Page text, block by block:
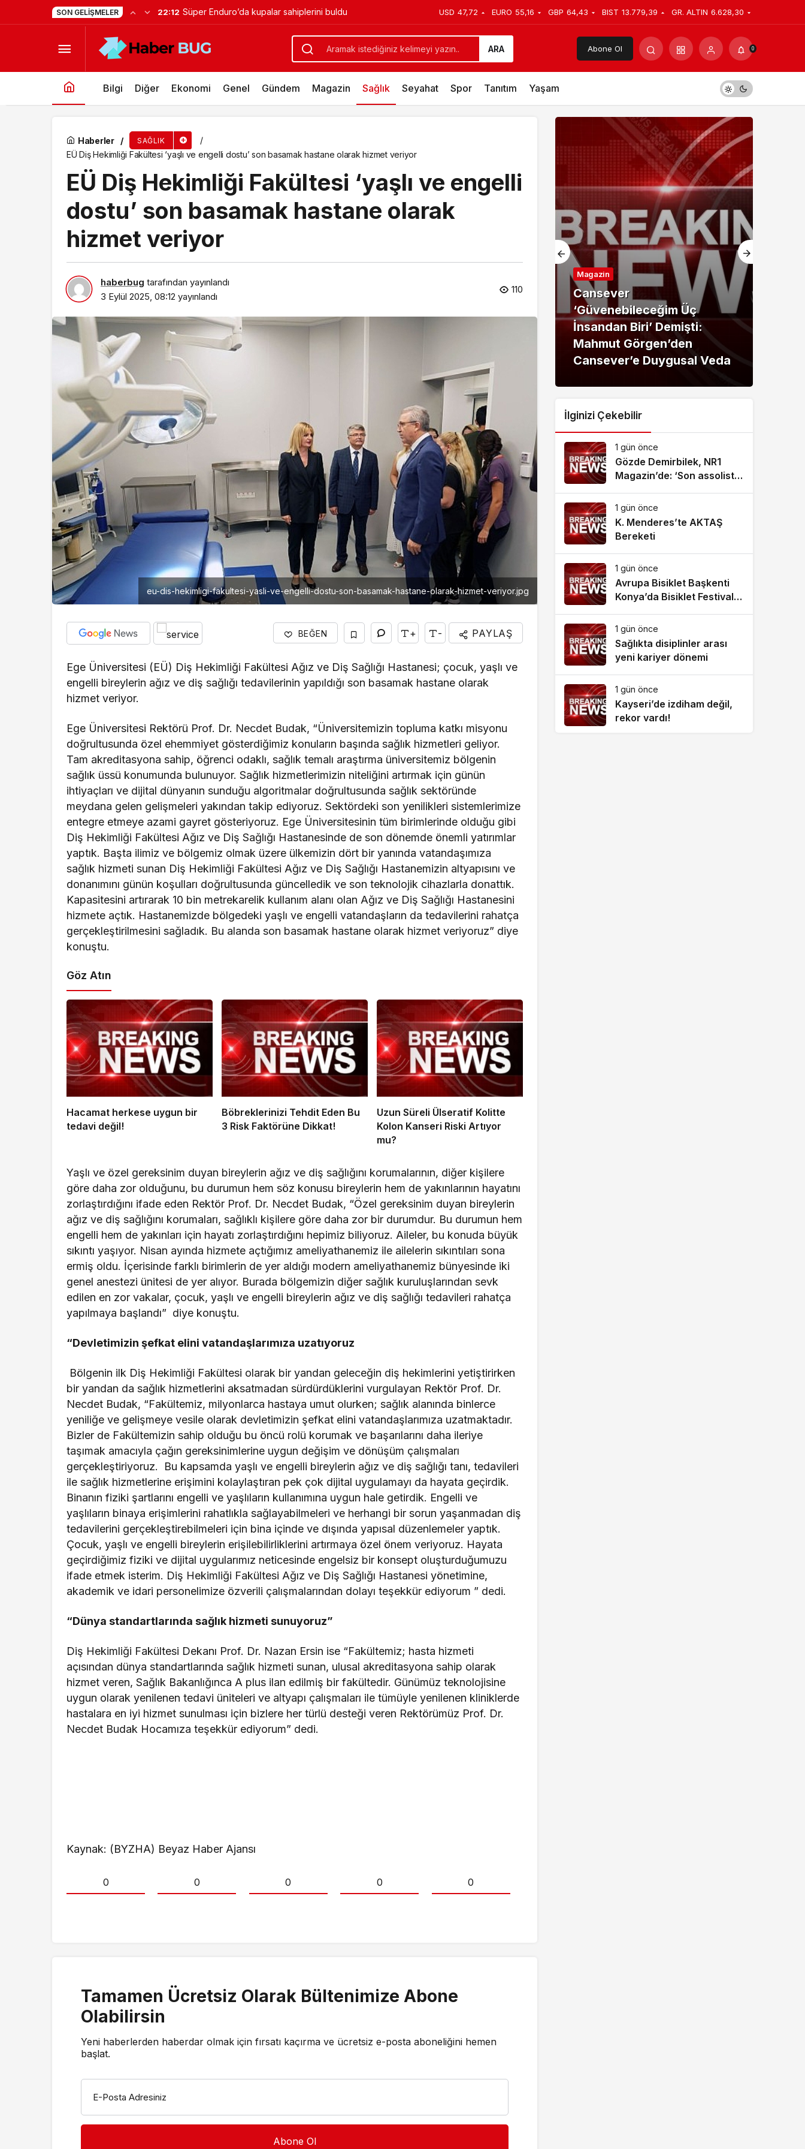
SON GELIŞMELER 21:22 Bağımsız Sanatçı ve Markalar İçin PR’ın Kuralları Değişiyor USD 47,72 EURO 55,16 GBP 64,43 BIST 13.779,39 GR. ALTIN 6.628,30
ARA Abone Ol 0
Bilgi Diğer Ekonomi Genel Gündem Magazin Sağlık Seyahat Spor Tanıtım Yaşam
Haberler SAĞLIK
EÜ Diş Hekimliği Fakültesi ‘yaşlı ve engelli dostu’ son basamak hastane olarak hizmet veriyor
EÜ Diş Hekimliği Fakültesi ‘yaşlı ve engelli
dostu’ son basamak hastane olarak
hizmet veriyor
haberbug tarafından yayınlandı
3 Eylül 2025, 08:12 yayınlandı
110
eu-dis-hekimligi-fakultesi-yasli-ve-engelli-dostu-son-basamak-hastane-olarak-hizmet-veriyor.jpg
BEĞEN + - PAYLAŞ
Ege Üniversitesi (EÜ) Diş Hekimliği Fakültesi Ağız ve Diş Sağlığı Hastanesi; çocuk, yaşlı ve
engelli bireylerin ağız ve diş sağlığı tedavilerinin yapıldığı son basamak hastane olarak
hizmet veriyor.
Ege Üniversitesi Rektörü Prof. Dr. Necdet Budak, “Üniversitemizin topluma katkı misyonu
doğrultusunda özel ehemmiyet gösterdiğimiz konuların başında sağlık hizmetleri geliyor.
Tam akreditasyona sahip, öğrenci odaklı, sağlık temalı araştırma üniversitemiz bölgenin
sağlık üssü konumunda bulunuyor. Sağlık hizmetlerimizin niteliğini artırmak için günün
ihtiyaçları ve dijital dünyanın sunduğu algoritmalar doğrultusunda sağlık sektöründe
meydana gelen gelişmeleri yakından takip ediyoruz. Sektördeki son yenilikleri sistemlerimize
entegre etmeye azami gayret gösteriyoruz. Ege Üniversitesinin tüm birimlerinde olduğu gibi
Diş Hekimliği Fakültesi Ağız ve Diş Sağlığı Hastanesinde de son dönemde önemli yatırımlar
yaptık. Başta ilimiz ve bölgemiz olmak üzere ülkemizin dört bir yanında vatandaşımıza
sağlık hizmeti sunan Diş Hekimliği Fakültesi Ağız ve Diş Sağlığı Hastanemizin altyapısını ve
donanımını günün koşulları doğrultusunda güncelledik ve son teknolojik cihazlarla donattık.
Kapasitesini artırarak 10 bin metrekarelik kullanım alanı olan Ağız ve Diş Sağlığı Hastanesini
hizmete açtık. Hastanemizde bölgedeki yaşlı ve engelli vatandaşların da tedavilerini rahatça
gerçekleştirilmesini sağladık. Bu alanda son basamak hastane olarak hizmet veriyoruz” diye
konuştu.
Göz Atın
Hacamat herkese uygun bir
tedavi değil!
Böbreklerinizi Tehdit Eden Bu
3 Risk Faktörüne Dikkat!
Uzun Süreli Ülseratif Kolitte
Kolon Kanseri Riski Artıyor
mu?
Yaşlı ve özel gereksinim duyan bireylerin ağız ve diş sağlığını korumalarının, diğer kişilere
göre daha zor olduğunu, bu durumun hem söz konusu bireylerin hem de yakınlarının hayatını
zorlaştırdığını ifade eden Rektör Prof. Dr. Necdet Budak, “Özel gereksinim duyan bireylerin
ağız ve diş sağlığını korumaları, sağlıklı kişilere göre daha zor bir durumdur. Bu durumun hem
engelli hem de yakınları için hayatı zorlaştırdığını hepimiz biliyoruz. Aileler, bu konuda büyük
sıkıntı yaşıyor. Nisan ayında hizmete açtığımız ameliyathanemiz ile ailelerin sıkıntıları sona
ermiş oldu. İçerisinde farklı birimlerin de yer aldığı modern ameliyathanemiz bünyesinde iki
genel anestezi ünitesi de yer alıyor. Burada bölgemizin diğer sağlık kuruluşlarından sevk
edilen en zor vakalar, çocuk, yaşlı ve engelli bireylerin ağız ve diş sağlığı tedavileri rahatça
yapılmaya başlandı” diye konuştu.
“Devletimizin şefkat elini vatandaşlarımıza uzatıyoruz
Bölgenin ilk Diş Hekimliği Fakültesi olarak bir yandan geleceğin diş hekimlerini yetiştirirken
bir yandan da sağlık hizmetlerini aksatmadan sürdürdüklerini vurgulayan Rektör Prof. Dr.
Necdet Budak, “Fakültemiz, milyonlarca hastaya umut olurken; sağlık alanında binlerce
yeniliğe ve gelişmeye vesile olarak devletimizin şefkat elini vatandaşlarımıza uzatmaktadır.
Bizler de Fakültemizin sahip olduğu bu öncü rolü korumak ve başarılarını daha ileriye
taşımak amacıyla çağın gereksinimlerine uygun değişim ve dönüşüm çalışmaları
gerçekleştiriyoruz. Bu kapsamda yaşlı ve engelli bireylerin ağız ve diş sağlığı tanı, tedavileri
ile sağlık hizmetlerine erişimini kolaylaştıran pek çok dijital uygulamayı da hayata geçirdik.
Binanın fiziki şartlarını engelli ve yaşlıların kullanımına uygun hale getirdik. Engelli ve
yaşlıların binaya erişimlerini rahatlıkla sağlayabilmeleri ve herhangi bir sorun yaşanmadan diş
tedavilerini gerçekleştirebilmeleri için bina içinde ve dışında yapısal düzenlemeler yaptık.
Çocuk, yaşlı ve engelli bireylerin erişilebilirliklerini artırmaya özel önem veriyoruz. Hayata
geçirdiğimiz fiziki ve dijital uygularımız neticesinde engelsiz bir konsept oluşturduğumuzu
ifade etmek isterim. Diş Hekimliği Fakültesi Ağız ve Diş Sağlığı Hastanesi yönetimine,
akademik ve idari personelimize özverili çalışmalarından dolayı teşekkür ediyorum ” dedi.
“Dünya standartlarında sağlık hizmeti sunuyoruz”
Diş Hekimliği Fakültesi Dekanı Prof. Dr. Nazan Ersin ise “Fakültemiz; hasta hizmeti
açısından dünya standartlarında sağlık hizmeti sunan, ulusal akreditasyona sahip olarak
hizmet veren, Sağlık Bakanlığınca A plus ilan edilmiş bir fakültedir. Günümüz teknolojisine
uygun olarak yenilenen tedavi üniteleri ve altyapı çalışmaları ile tümüyle yenilenen kliniklerde
hastalara en iyi hizmet sunulması için bizlere her türlü desteği veren Rektörümüz Prof. Dr.
Necdet Budak Hocamıza teşekkür ediyorum” dedi.
Kaynak: (BYZHA) Beyaz Haber Ajansı
0 0 0 0 0
Tamamen Ücretsiz Olarak Bültenimize Abone
Olabilirsin
Yeni haberlerden haberdar olmak için fırsatı kaçırma ve ücretsiz e-posta aboneliğini hemen
başlat.
E-Posta Adresiniz
Spor
Çocukların hayallerini
Filenin Sultanları süslüyor
Başkan Büyükakın’dan
Magazin
Cansever
‘Güvenebileceğim Üç
İnsandan Biri’ Demişti:
Mahmut Görgen’den
Cansever’e Duygusal Veda
İlginizi Çekebilir
1 gün önce
Gözde Demirbilek, NR1
Magazin’de: ‘Son assolist
1 gün önce
K. Menderes’te AKTAŞ
Bereketi
1 gün önce
Avrupa Bisiklet Başkenti
Konya’da Bisiklet Festivali
1 gün önce
Sağlıkta disiplinler arası
yeni kariyer dönemi
1 gün önce
Kayseri’de izdiham değil,
rekor vardı!
Okullar Açılıyor, Çocuklar Hazır mı?